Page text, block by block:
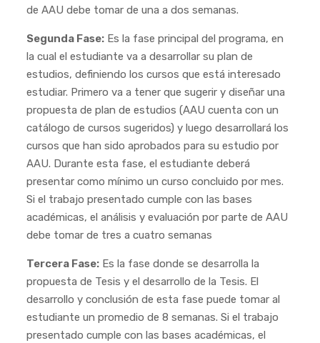
de AAU debe tomar de una a dos semanas.
Segunda Fase:Es la fase principal del programa, en
la cual el estudiante va a desarrollar su plan de
estudios, definiendo los cursos que está interesado
estudiar. Primero va a tener que sugerir y diseñar una
propuesta de plan de estudios (AAU cuenta con un
catálogo de cursos sugeridos) y luego desarrollará los
cursos que han sido aprobados para su estudio por
AAU. Durante esta fase, el estudiante deberá
presentar como mínimo un curso concluido por mes.
Si el trabajo presentado cumple con las bases
académicas, el análisis y evaluación por parte de AAU
debe tomar de tres a cuatro semanas
Tercera Fase:Es la fase donde se desarrolla la
propuesta de Tesis y el desarrollo de la Tesis. El
desarrollo y conclusión de esta fase puede tomar al
estudiante un promedio de 8 semanas. Si el trabajo
presentado cumple con las bases académicas, el